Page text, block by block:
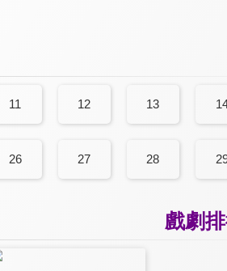
11 12 13
26 27 28
戲劇